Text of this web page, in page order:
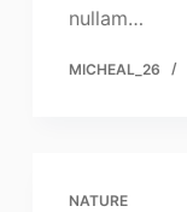
nullam…
MICHEAL_26
NATURE